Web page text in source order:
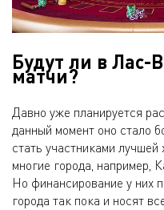
Будут ли в Лас-
матчи?
Давно уже планируется
данный момент оно стало
стать участниками
многие города, например,
Но финансирование у них
города так пока и носят